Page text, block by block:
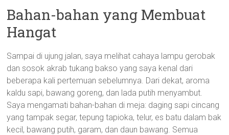
Bahan-bahan yang Membuat
Hangat
Sampai di ujung jalan, saya melihat cahaya lampu gerobak
dan sosok akrab tukang bakso yang saya kenal dari
beberapa kali pertemuan sebelumnya. Dari dekat, aroma
kaldu sapi, bawang goreng, dan lada putih menyambut.
Saya mengamati bahan-bahan di meja: daging sapi cincang
yang tampak segar, tepung tapioka, telur, es batu dalam bak
kecil, bawang putih, garam, dan daun bawang. Semua